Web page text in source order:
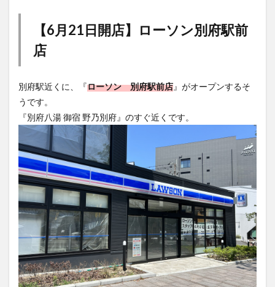
【6月21日開店】ローソン別府駅前
店
別府駅近くに、『ローソン 別府駅前店』がオープンするそ
うです。
『別府八湯 御宿 野乃別府』のすぐ近くです。